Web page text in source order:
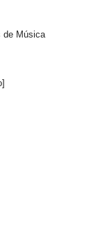
de Música